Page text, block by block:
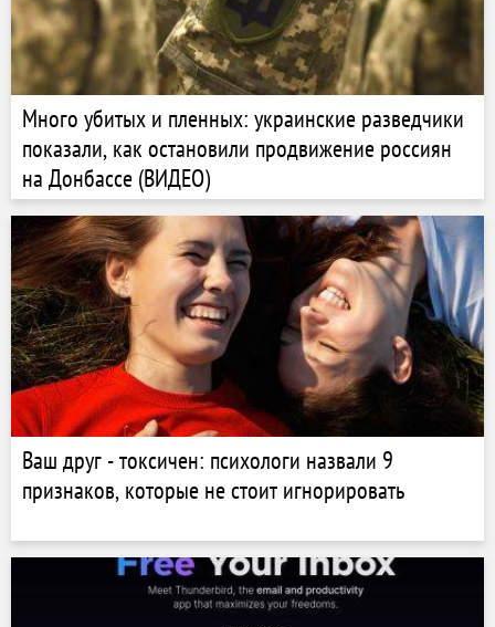
Много убитых и пленных: украинские разведчики
показали, как остановили продвижение россиян
на Донбассе (ВИДЕО)
Ваш друг - токсичен: психологи назвали 9
признаков, которые не стоит игнорировать